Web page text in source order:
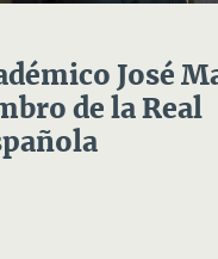
José
de la Real